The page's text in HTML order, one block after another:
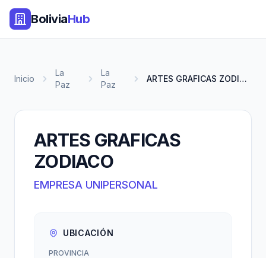
BoliviaHub
Inicio
La
Paz
La
Paz
ARTES GRAFICAS ZODIACO
ARTES GRAFICAS
ZODIACO
EMPRESA UNIPERSONAL
UBICACIÓN
PROVINCIA